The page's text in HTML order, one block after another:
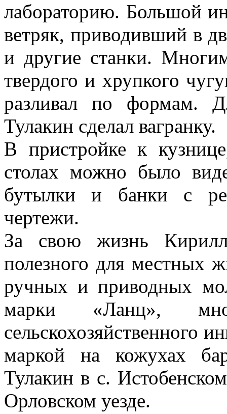
лабораторию. Большой
ветряк, приводивший в
и другие станки.
твердого и хрупкого
разливал по формам.
Тулакин сделал вагранку.
В пристройке к
столах можно было
бутылки и банки с
чертежи.
За свою жизнь
полезного для местных
ручных и приводных
марки «Ланц»,
сельскохозяйственного
маркой на кожухах
Тулакин в с.
Орловском уезде.